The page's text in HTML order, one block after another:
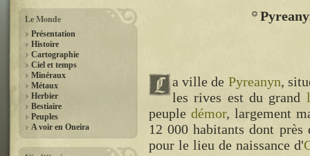
Le Monde
Présentation
Histoire
Cartographie
Ciel et temps
Minéraux
Métaux
Herbier
Bestiaire
Peuples
A voir en Oneira
a ville de Pyreanyn,
les rives est du grand
peuple démor, largement
12 000 habitants dont
pour le lieu de naissance d'